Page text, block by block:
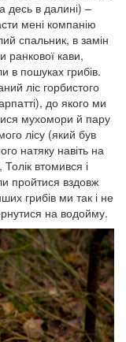
десь в далині) –
мені компанію
спальник, в замін
ранкової кави,
в пошуках грибів.
ліс горбистого
до якого ми
мухомори й пару
лісу (який був
натяку навіть на
втомився і
пройтися вздовж
грибів ми так і не
на водойму.